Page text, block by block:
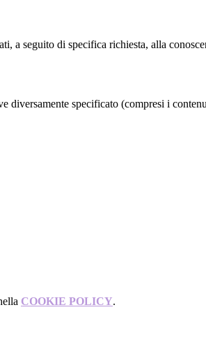
a seguito di specifica richiesta, alla
diversamente specificato (compresi i
COOKIE POLICY.